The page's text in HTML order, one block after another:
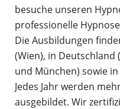
besuche unseren
professionelle
Die Ausbildungen
(Wien), in Deutschland
und München) sowie
Jedes Jahr werden
ausgebildet. Wir